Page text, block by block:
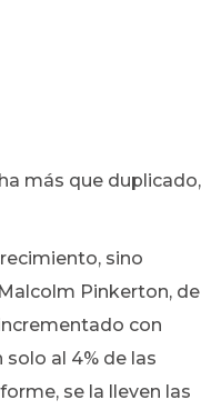
más que duplicado,
sino
Pinkerton, de
con
al 4% de las
se la lleven las